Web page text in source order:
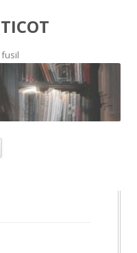
fusil
Skip to content